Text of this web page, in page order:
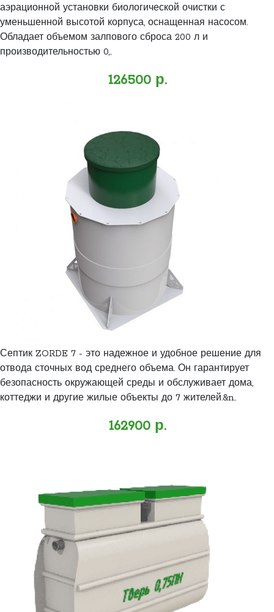
аэрационной установки биологической очистки с
уменьшенной высотой корпуса, оснащенная насосом.
Обладает объемом залпового сброса 200 л и
производительностью 0,..
126500 р.
Септик ZORDE 7 - это надежное и удобное решение для
отвода сточных вод среднего объема. Он гарантирует
безопасность окружающей среды и обслуживает дома,
коттеджи и другие жилые объекты до 7 жителей.&n..
162900 р.